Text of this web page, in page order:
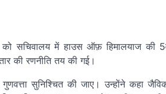
को सचिवालय में हाउस ऑफ़ हिमालयाज
की रणनीति तय की गई।
सुनिश्चित की जाए। उन्होंने कहा